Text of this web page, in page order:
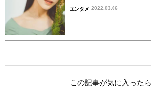
エンタメ 2022.03.06
この記事が気に入ったら